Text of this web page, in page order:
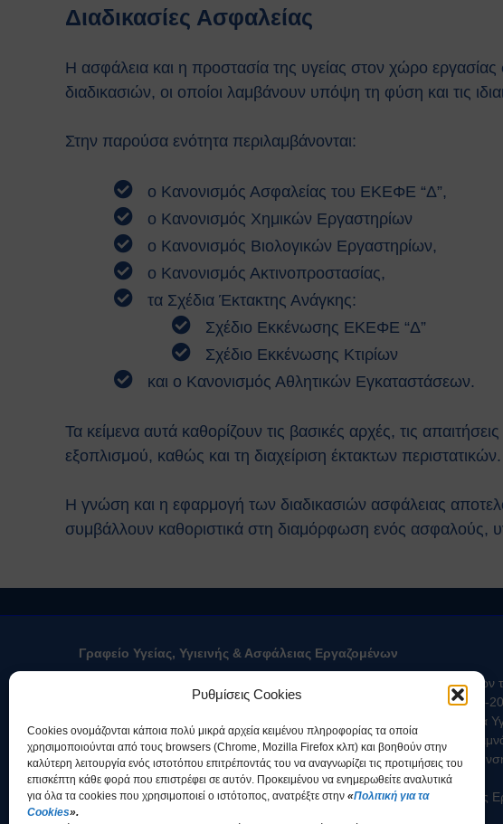
Ρυθμίσεις Cookies
Cookies ονομάζονται κάποια πολύ μικρά αρχεία κειμένου πληροφορίας τα οποία
χρησιμοποιούνται από τους browsers (Chrome, Mozilla Firefox κλπ) και βοηθούν στην
καλύτερη λειτουργία ενός ιστοτόπου επιτρέποντάς του να αναγνωρίζει τις προτιμήσεις του
επισκέπτη κάθε φορά που επιστρέφει σε αυτόν. Προκειμένου να ενημερωθείτε αναλυτικά
για όλα τα cookies που χρησιμοποιεί ο ιστότοπος, ανατρέξτε στην «Πολιτική για τα
Cookies».
Διαδικασίες Ασφαλείας
Η ασφάλεια και η προστασία της υγείας στον χώρο
διαδικασιών, οι οποίοι λαμβάνουν υπόψη τη φύση και τις
Στην παρούσα ενότητα περιλαμβάνονται:
ο Κανονισμός Ασφαλείας του ΕΚΕΦΕ “Δ”,
ο Κανονισμός Χημικών Εργαστηρίων
ο Κανονισμός Βιολογικών Εργαστηρίων,
ο Κανονισμός Ακτινοπροστασίας,
τα Σχέδια Έκτακτης Ανάγκης:
Σχέδιο Εκκένωσης ΕΚΕΦΕ “Δ”
Σχέδιο Εκκένωσης Κτιρίων
και ο Κανονισμός Αθλητικών Εγκαταστάσεων.
Τα κείμενα αυτά καθορίζουν τις βασικές αρχές, τις
εξοπλισμού, καθώς και τη διαχείριση έκτακτων περιστατικών.
Η γνώση και η εφαρμογή των διαδικασιών ασφάλειας
συμβάλλουν καθοριστικά στη διαμόρφωση ενός ασφαλούς,
Γραφείο Υγείας, Υγιεινής & Ασφάλειας Εργαζομένων
Το Γραφείο Υγείας, Υγιεινής & Ασφάλειας
“ΔΗΜΟΚΡΙΤΟΣ” (ίδρυση με απόφαση ΔΣ 432/16-05-
δράσεις και δραστηριότητες που αφορούν σε θέματα
Ασφάλειας του Προσωπικού του ΕΚΕΦΕ “Δ” και
διατύπωση και εφαρμογή Κανονισμών στην
οποίοι εγκρίνονται από το ΔΣ.
Στο Γραφείο αυτό δραστηριοποιούνται η Επιτροπή Υγείας και Ασφάλειας